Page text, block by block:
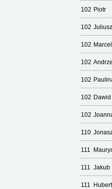
102 Piotr
102 Juliusz
102
102
102
102 Dawid
102
110
111
111 Jakub
111 Hubert